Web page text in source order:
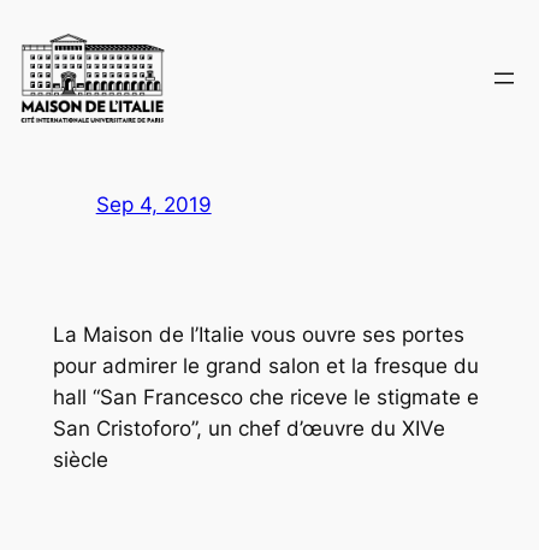
to
content
Sep 4, 2019
La Maison de l’Italie vous ouvre ses portes
pour admirer le grand salon et la fresque du
hall “San Francesco che riceve le stigmate e
San Cristoforo”, un chef d’œuvre du XIVe
siècle